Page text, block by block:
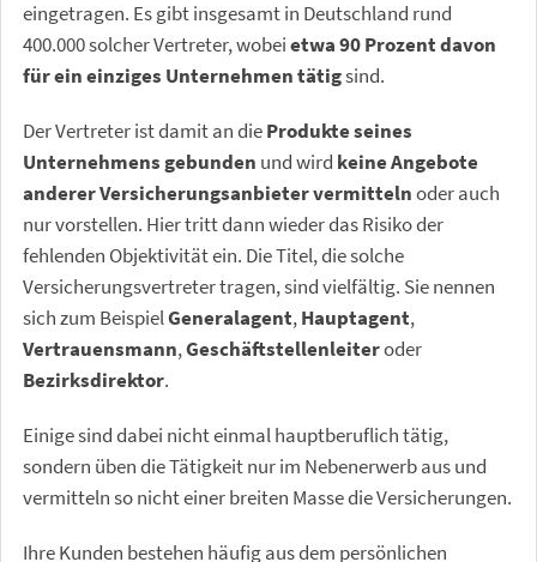
eingetragen. Es gibt insgesamt in Deutschland rund
400.000 solcher Vertreter, wobeietwa 90 Prozent davon
für ein einziges Unternehmen tätigsind.
Der Vertreter ist damit an dieProdukte seines
Unternehmens gebunden und wird keine Angebote
anderer Versicherungsanbieter vermittelnoder auch
nur vorstellen. Hier tritt dann wieder das Risiko der
fehlenden Objektivität ein. Die Titel, die solche
Versicherungsvertreter tragen, sind vielfältig. Sie nennen
sich zum BeispielGeneralagent,Hauptagent,
Vertrauensmann,Geschäftstellenleiteroder
Bezirksdirektor.
Einige sind dabei nicht einmal hauptberuflich tätig,
sondern üben die Tätigkeit nur im Nebenerwerb aus und
vermitteln so nicht einer breiten Masse die Versicherungen.
Ihre Kunden bestehen häufig aus dem persönlichen